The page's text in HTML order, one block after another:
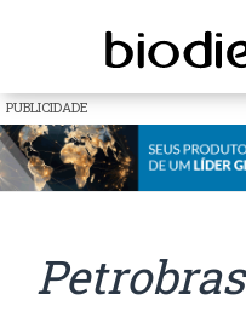
PUBLICIDADE
Petrobras